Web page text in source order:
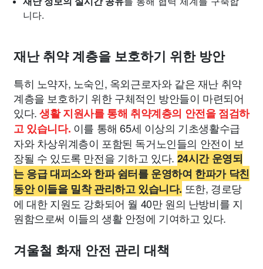
니다.
재난 취약 계층을 보호하기 위한 방안
특히 노약자, 노숙인, 옥외근로자와 같은 재난 취약
계층을 보호하기 위한 구체적인 방안들이 마련되어
있다.생활 지원사를 통해 취약계층의 안전을 점검하
고 있습니다. 이를 통해 65세 이상의 기초생활수급
자와 차상위계층이 포함된 독거노인들의 안전이 보
장될 수 있도록 만전을 기하고 있다. 24시간 운영되
는 응급 대피소와 한파 쉼터를 운영하여 한파가 닥친
동안 이들을 밀착 관리하고 있습니다. 또한, 경로당
에 대한 지원도 강화되어 월 40만 원의 난방비를 지
원함으로써 이들의 생활 안정에 기여하고 있다.
겨울철 화재 안전 관리 대책